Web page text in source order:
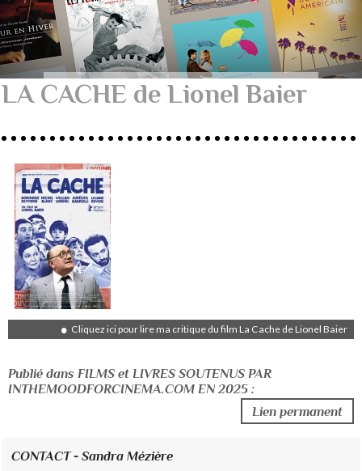
LA CACHE de Lionel Baier
Cliquez ici pour lire ma critique du film La Cache de Lionel Baier
Publié dans FILMS et LIVRES SOUTENUS PAR
INTHEMOODFORCINEMA.COM EN 2025 :
Lien permanent
CONTACT - Sandra Mézière